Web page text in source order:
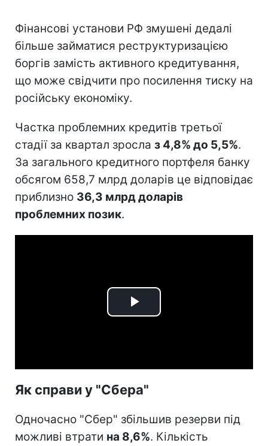
Фінансові установи РФ змушені дедалі
більше займатися реструктуризацією
боргів замість активного кредитування,
що може свідчити про посилення тиску на
російську економіку.
Частка проблемних кредитів третьої
стадії за квартал зросла з 4,8% до 5,5%.
За загального кредитного портфеля банку
обсягом 658,7 млрд доларів це відповідає
приблизно 36,3 млрд доларів
проблемних позик.
Play
Як справи у "Сбера"
Одночасно "Сбер" збільшив резерви під
можливі втрати на 8,6%. Кількість